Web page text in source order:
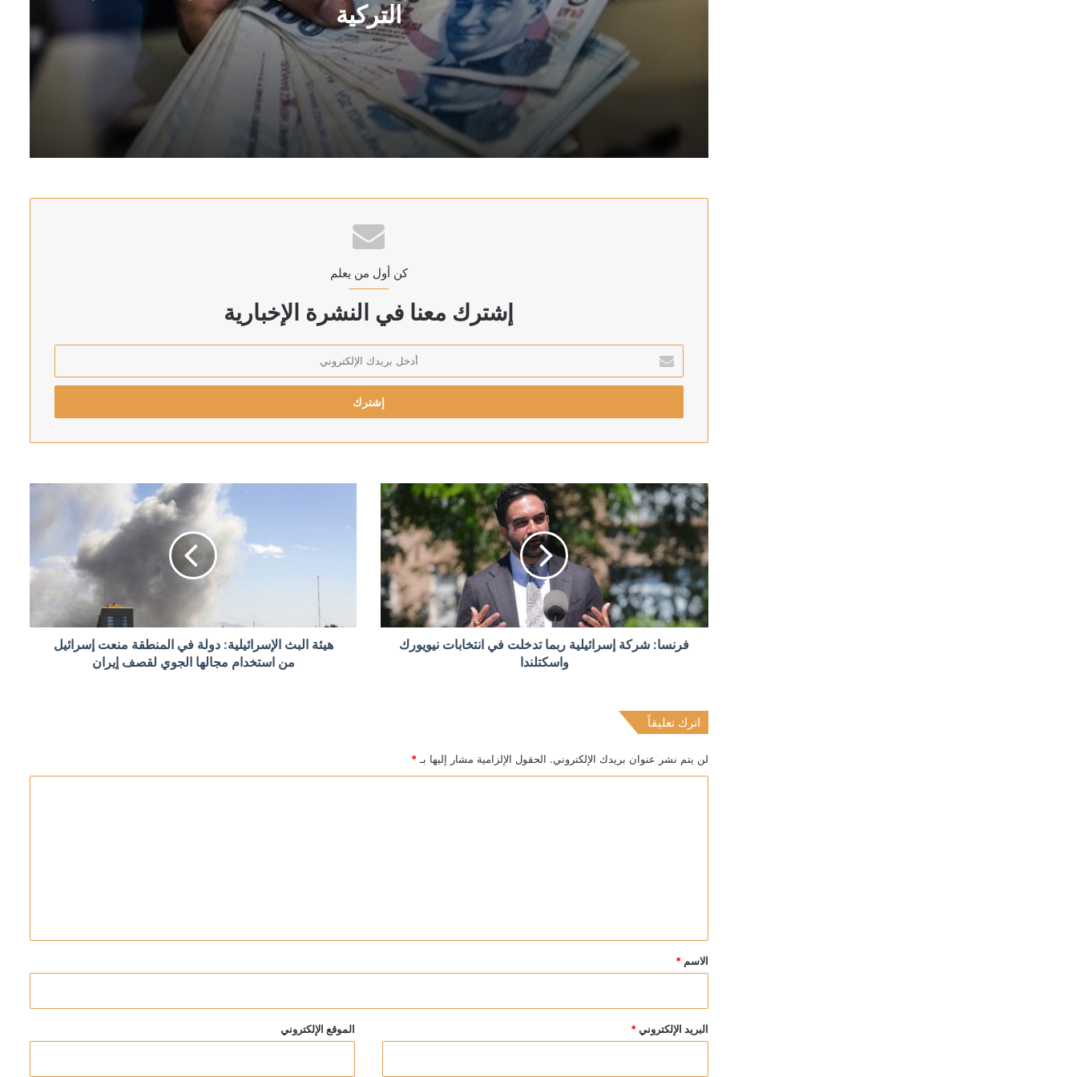
التركية
المركزي التركي: اتفاقية مع مصرف سوريا على وديعة بالليرة التركية
ترامب: سنضرب إيران بقوة وهم يعرفون ذلك
رئيس اركان الجيش الاسرائيلي يهدد بالتوغل أعمق في لبنان: لن ننسحب من الأراضي التي احتللناها في جميع الجبهات
منذ 10 ساعات
أردوغان: إرسال تشريع يتعلق بحل حزب العمال الكردستاني إلى البرلمان خلال أيام
الدولار يتراجع بعد تثبيت المركزي الأميركي الفائدة
منذ 10 ساعات
كن أول من يعلم
إشترك معنا في النشرة الإخبارية
بريدك
الإلكتروني
فرنسا: شركة إسرائيلية ربما تدخلت في انتخابات نيويورك
واسكتلندا
هيئة البث الإسرائيلية: دولة في المنطقة منعت إسرائيل
من استخدام مجالها الجوي لقصف إيران
اترك تعليقاً
لن يتم نشر عنوان بريدك الإلكتروني. الحقول الإلزامية مشار إليها بـ *
*
الاسم *
البريد الإلكتروني * الموقع الإلكتروني